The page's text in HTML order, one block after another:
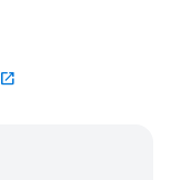
open_in_new